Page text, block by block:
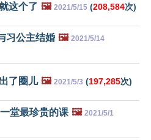
这个了 🖼️ 2021/5/15 (208,584次)
习公主结婚 🖼️ 2021/5/14
了圈儿 🖼️ 2021/5/3 (197,285次)
堂最珍贵的课 🖼️ 2021/5/1